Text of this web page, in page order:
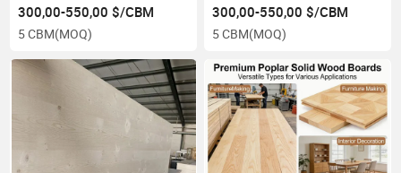
деревянная доска,
индивидуальные книжные
полки
300,00-550,00 $/CBM
5 CBM(MOQ)
панель, заводская цена,
древесина
300,00-550,00 $/CBM
5 CBM(MOQ)